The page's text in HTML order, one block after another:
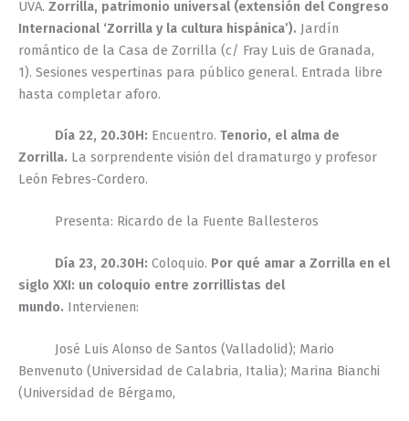
UVA. Zorrilla, patrimonio universal (extensión del Congreso
Internacional ‘Zorrilla y la cultura hispánica’). Jardín
romántico de la Casa de Zorrilla (c/ Fray Luis de Granada,
1). Sesiones vespertinas para público general. Entrada libre
hasta completar aforo.
Día 22, 20.30H: Encuentro. Tenorio, el alma de
Zorrilla. La sorprendente visión del dramaturgo y profesor
León Febres-Cordero.
Presenta: Ricardo de la Fuente Ballesteros
Día 23, 20.30H: Coloquio. Por qué amar a Zorrilla en el
siglo XXI: un coloquio entre zorrillistas del
mundo. Intervienen:
José Luis Alonso de Santos (Valladolid); Mario
Benvenuto (Universidad de Calabria, Italia); Marina Bianchi
(Universidad de Bérgamo,